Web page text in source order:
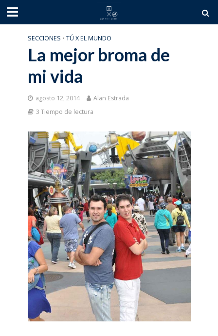
SECCIONES • TÚ X EL MUNDO
La mejor broma de
mi vida
agosto 12, 2014
Alan Estrada
3 Tiempo de lectura